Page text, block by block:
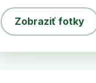
Zobraziť fotky